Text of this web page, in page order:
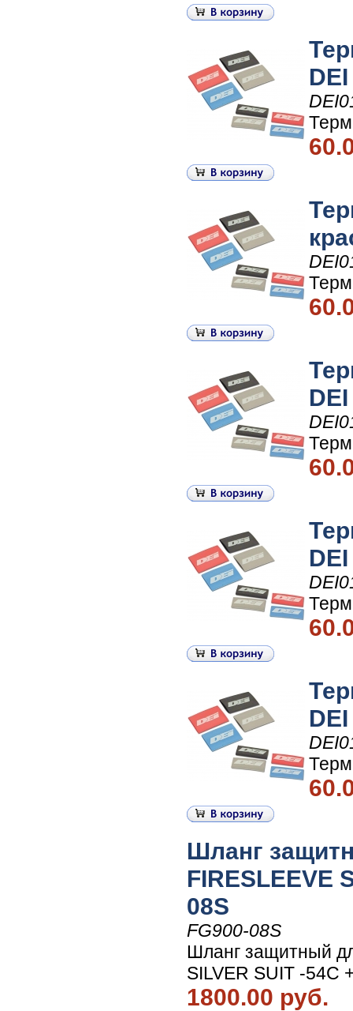
Шланг
FIRESLEEVE
08S
FG900-08S
Шланг защитный
SILVER SUIT -54С
1800.00 руб.